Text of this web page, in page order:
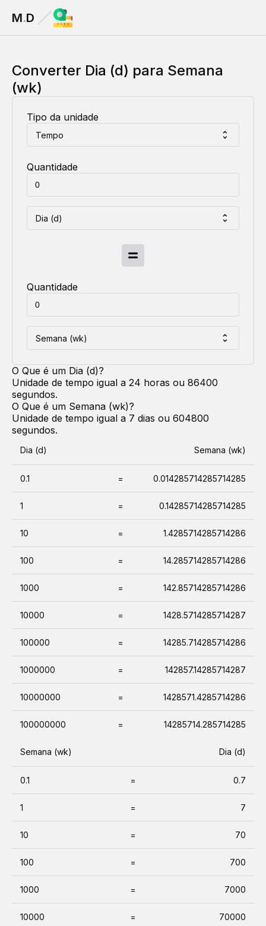
M.D
Converter Dia (d) para Semana
(wk)
Tipo da unidade
Tempo
Quantidade
Dia (d)
Quantidade
Semana (wk)
O Que é um Dia (d)?
Unidade de tempo igual a 24 horas ou 86400
segundos.
O Que é um Semana (wk)?
Unidade de tempo igual a 7 dias ou 604800
segundos.
Dia (d) Semana (wk)
0.1 = 0.014285714285714285
1 = 0.14285714285714285
10 = 1.4285714285714286
100 = 14.285714285714286
1000 = 142.85714285714286
10000 = 1428.5714285714287
100000 = 14285.714285714286
1000000 = 142857.14285714287
10000000 = 1428571.4285714286
100000000 = 14285714.285714285
Semana (wk) Dia (d)
0.1 = 0.7
1 = 7
10 = 70
100 = 700
1000 = 7000
10000 = 70000